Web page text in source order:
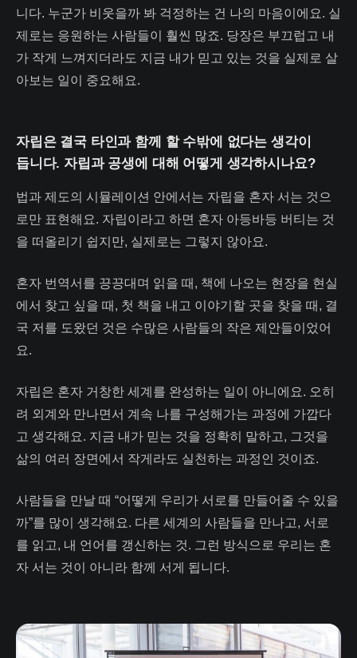
니다. 누군가 비웃을까 봐 걱정하는 건 나의 마음이에요. 실
제로는 응원하는 사람들이 훨씬 많죠. 당장은 부끄럽고 내
가 작게 느껴지더라도 지금 내가 믿고 있는 것을 실제로 살
아보는 일이 중요해요.
자립은 결국 타인과 함께 할 수밖에 없다는 생각이
듭니다. 자립과 공생에 대해 어떻게 생각하시나요?
법과 제도의 시뮬레이션 안에서는 자립을 혼자 서는 것으
로만 표현해요. 자립이라고 하면 혼자 아등바등 버티는 것
을 떠올리기 쉽지만, 실제로는 그렇지 않아요.
혼자 번역서를 끙끙대며 읽을 때, 책에 나오는 현장을 현실
에서 찾고 싶을 때, 첫 책을 내고 이야기할 곳을 찾을 때, 결
국 저를 도왔던 것은 수많은 사람들의 작은 제안들이었어
요.
자립은 혼자 거창한 세계를 완성하는 일이 아니에요. 오히
려 외계와 만나면서 계속 나를 구성해가는 과정에 가깝다
고 생각해요. 지금 내가 믿는 것을 정확히 말하고, 그것을
삶의 여러 장면에서 작게라도 실천하는 과정인 것이죠.
사람들을 만날 때 “어떻게 우리가 서로를 만들어줄 수 있을
까”를 많이 생각해요. 다른 세계의 사람들을 만나고, 서로
를 읽고, 내 언어를 갱신하는 것. 그런 방식으로 우리는 혼
자 서는 것이 아니라 함께 서게 됩니다.